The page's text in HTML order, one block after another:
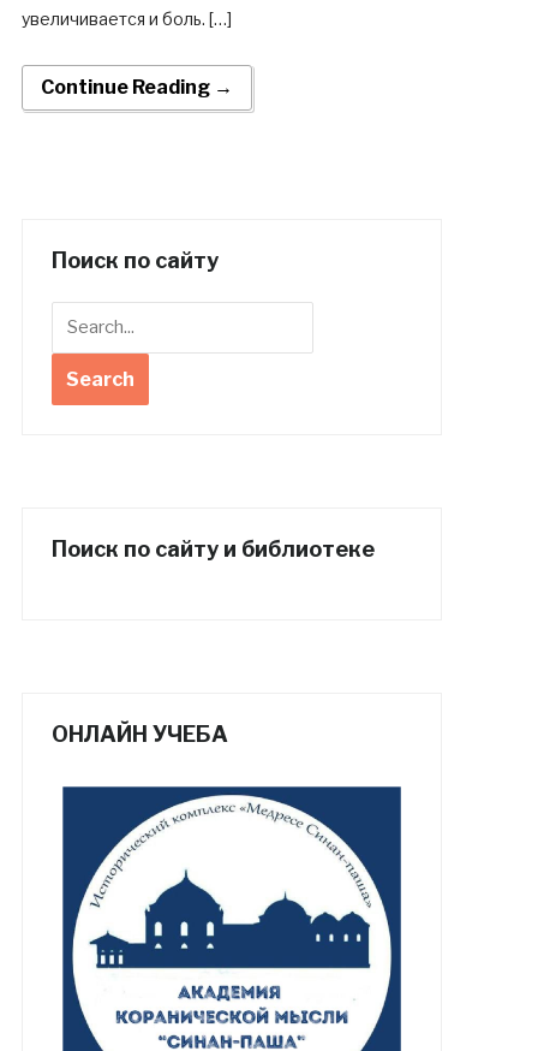
увеличивается и боль. […]
Continue Reading →
Поиск по сайту
Поиск по сайту и библиотеке
ОНЛАЙН УЧЕБА